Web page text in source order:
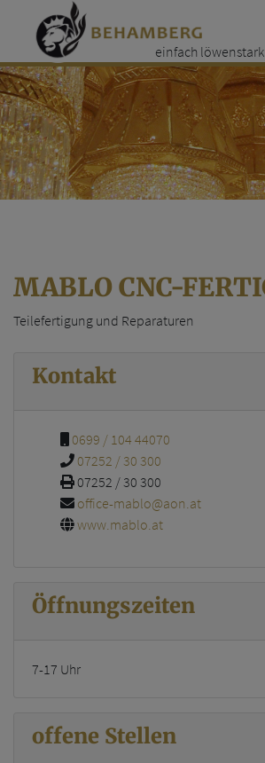
einfach löwenstark
MABLO CNC-
Teilefertigung und Reparaturen
Kontakt
0699 / 104 44070
07252 / 30 300
07252 / 30 300
office-mablo@aon.at
www.mablo.at
Öffnungszeiten
7-17 Uhr
offene Stellen